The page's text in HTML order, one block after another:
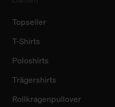
Topseller
T-Shirts
Poloshirts
Trägershirts
Rollkragenpullover